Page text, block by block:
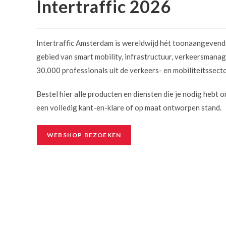
Intertraffic 2026
Intertraffic Amsterdam is wereldwijd hét
gebied van smart mobility, infrastructuur,
30.000 professionals uit de verkeers- en
Bestel hier alle producten en diensten die je nodig
een volledig kant-en-klare of op maat ontworpen stand.
WEBSHOP BEZOEKEN